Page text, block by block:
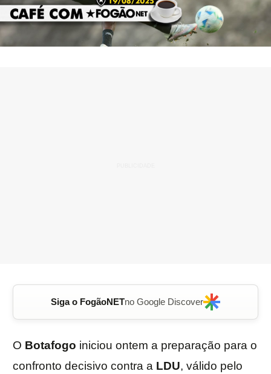
Siga o FogãoNETno Google Discover
O Botafogo iniciou ontem a preparação para o
confronto decisivo contra a LDU, válido pelo